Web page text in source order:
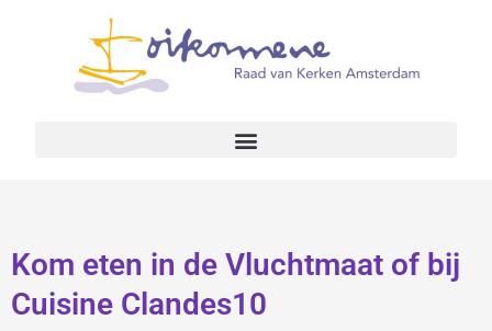
Kom eten in de Vluchtmaat of bij
Cuisine Clandes10